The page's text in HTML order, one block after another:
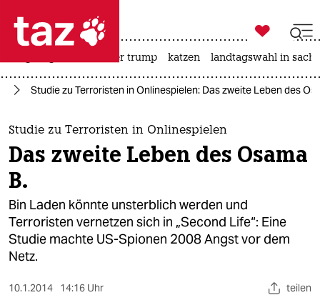
 taz zahl ich
taz zahl ich
themen
politik
öko
gesellschaft
kultur
sport

taz zahl ich
usa unter trump katzen landtagswahl in
Studie zu Terroristen in Onlinespielen: Das zweite Leben des
Studie zu Terroristen in Onlinespielen
Das zweite Leben des Osama
B.
Bin Laden könnte unsterblich werden und
Terroristen vernetzen sich in „Second Life“: Eine
Studie machte US-Spionen 2008 Angst vor dem
Netz.
10.1.2014 14:16 Uhr teilen